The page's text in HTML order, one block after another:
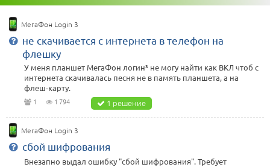
МегаФон Login 3
не скачивается с интернета в телефон на
флешку
У меня планшет МегаФон логин³ не могу найти как ВКЛ чтоб с
интернета скачивалась песня не в память планшета, а на
флеш-карту.
1 1 794 1 решение
МегаФон Login 3
сбой шифрования
Внезапно выдал ошибку "сбой шифрования". Требует